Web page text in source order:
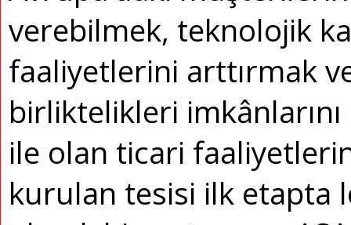
verebilmek, teknolojik
faaliyetlerini arttırmak
birliktelikleri
ile olan ticari
kurulan tesisi ilk etapta